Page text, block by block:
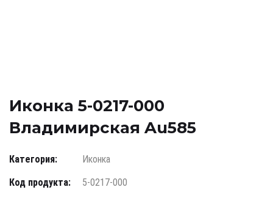
Иконка 5-0217-000
Владимирская Au585
Категория:
Иконка
Код продукта:
5-0217-000